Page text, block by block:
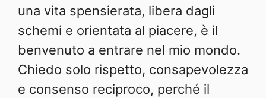
una vita spensierata, libera dagli
schemi e orientata al piacere, è il
benvenuto a entrare nel mio mondo.
Chiedo solo rispetto, consapevolezza
e consenso reciproco, perché il